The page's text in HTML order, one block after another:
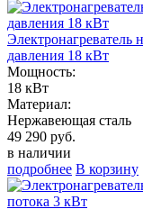
Электронагреватель
давления 18 кВт
Мощность:
18 кВт
Материал:
Нержавеющая сталь
49 290 руб.
в наличии
подробнее В корзину